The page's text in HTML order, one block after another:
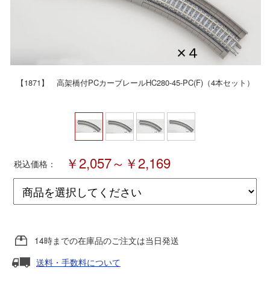
タカラトミー（プラレール）
さんけい
【1871】 高架橋付PCカーブレールHC280-45-PC(F)（4本セット）
税込価格： ￥2,057～￥2,169
14時までの在庫品のご注文は当日発送
送料・手数料について